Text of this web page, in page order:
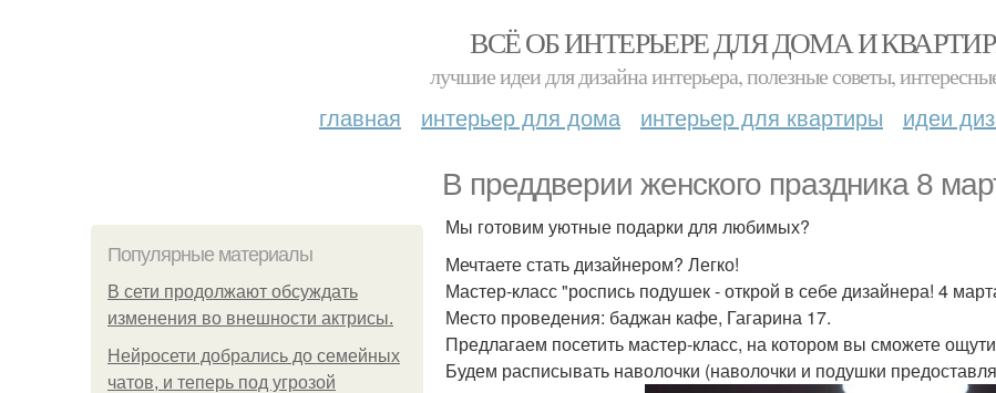
ВСЁ ОБ ИНТЕРЬЕРЕ ДЛЯ ДОМА И
лучшие идеи для дизайна интерьера, полезные советы,
главная интерьер для дома интерьер для квартиры идеи
В преддверии женского праздника 8
Популярные материалы
В сети продолжают обсуждать
изменения во внешности актрисы.
Нейросети добрались до семейных
чатов, и теперь под угрозой
Мы готовим уютные подарки для любимых?
Мечтаете стать дизайнером? Легко!
Мастер-класс "роспись подушек - открой в себе дизайнера! 4
Место проведения: баджан кафе, Гагарина 17.
Предлагаем посетить мастер-класс, на котором вы сможете
Будем расписывать наволочки (наволочки и подушки